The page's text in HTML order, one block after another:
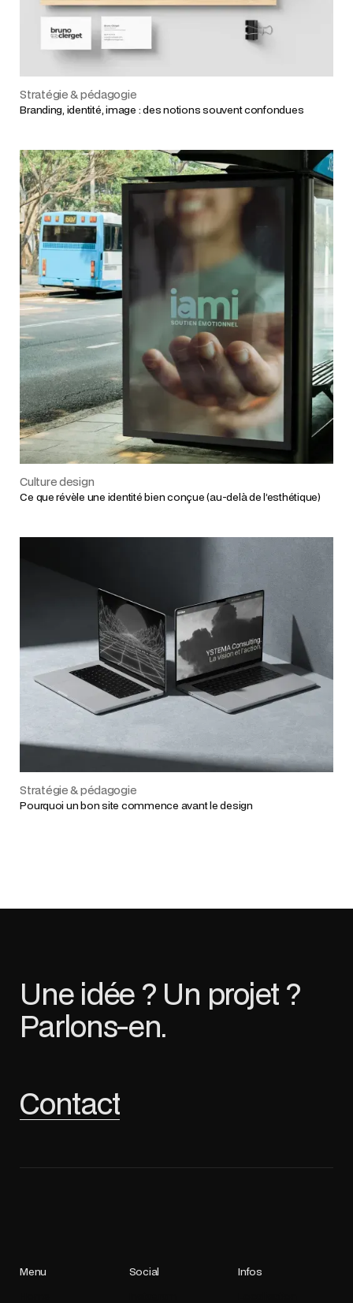
Stratégie & pédagogie
Branding, identité, image : des notions souvent confondues
Culture design
Ce que révèle une identité bien conçue (au-delà de l’esthétique)
Stratégie & pédagogie
Pourquoi un bon site commence avant le design
Une idée ? Un projet ?
Parlons-en.
Contact
Menu
Social
Infos